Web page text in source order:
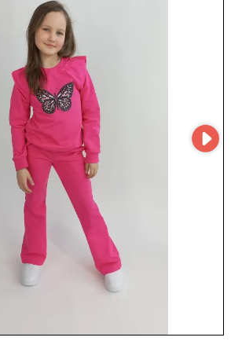
ettiği akıcılık ve verimlilik sağlar.
Bambola tarafından sunulan tam
hızlı erişim sağlar; stok yönetimini ve
hale getirir. Bambola tercih
kusursuz tasarlanmış ürünleri ve
üzerine kurulu bir iş ilişkisini
Kız çocukları için şık elbiselerle ya da
montlarla ürün gamınızı
Bambola talepkâr müşteri
karşılamak için ideal ortaktır.
anlayan ve çocuk
sunmaya kendini adamış bir
geleceğine yatırım yapın.